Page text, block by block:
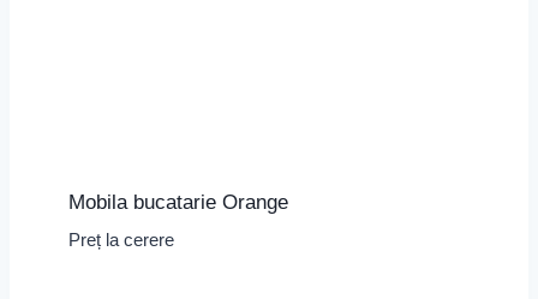
Mobila bucatarie Orange
Preț la cerere